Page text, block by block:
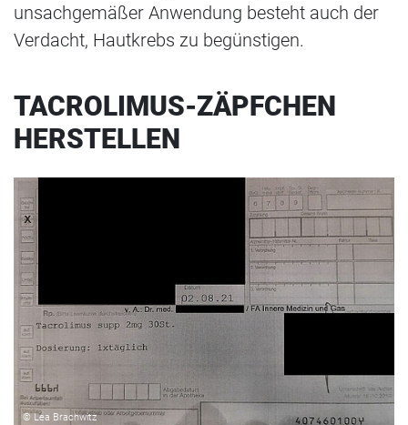
unsachgemäßer Anwendung besteht auch der
Verdacht, Hautkrebs zu begünstigen.
TACROLIMUS-ZÄPFCHEN
HERSTELLEN
© Lea Brachwitz